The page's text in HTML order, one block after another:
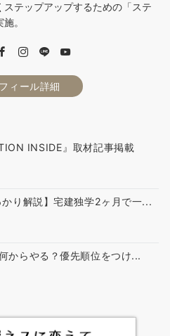
テップアップするための「ステ
。
ィール詳細
INSIDE』取材記事掲載
り解説】宅建独学2ヶ月で一...
からやる？優先順位をつけ...